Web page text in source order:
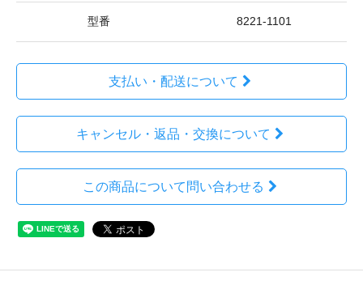
型番 8221-1101
支払い・配送について
キャンセル・返品・交換について
この商品について問い合わせる